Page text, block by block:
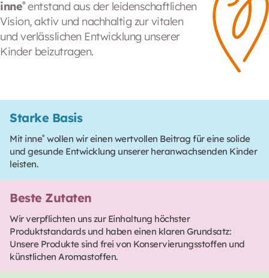
inne®entstand aus der leidenschaftlichen
Vision, aktiv und nachhaltig zur vitalen
und verlässlichen Entwicklung unserer
Kinder beizutragen.
Starke Basis
Mit inne®wollen wir einen wertvollen Beitrag für eine solide
und gesunde Entwicklung unserer heranwachsenden Kinder
leisten.
Beste Zutaten
Wir verpflichten uns zur Einhaltung höchster
Produktstandards und haben einen klaren Grundsatz:
Unsere Produkte sind frei von Konservierungsstoffen und
künstlichen Aromastoffen.